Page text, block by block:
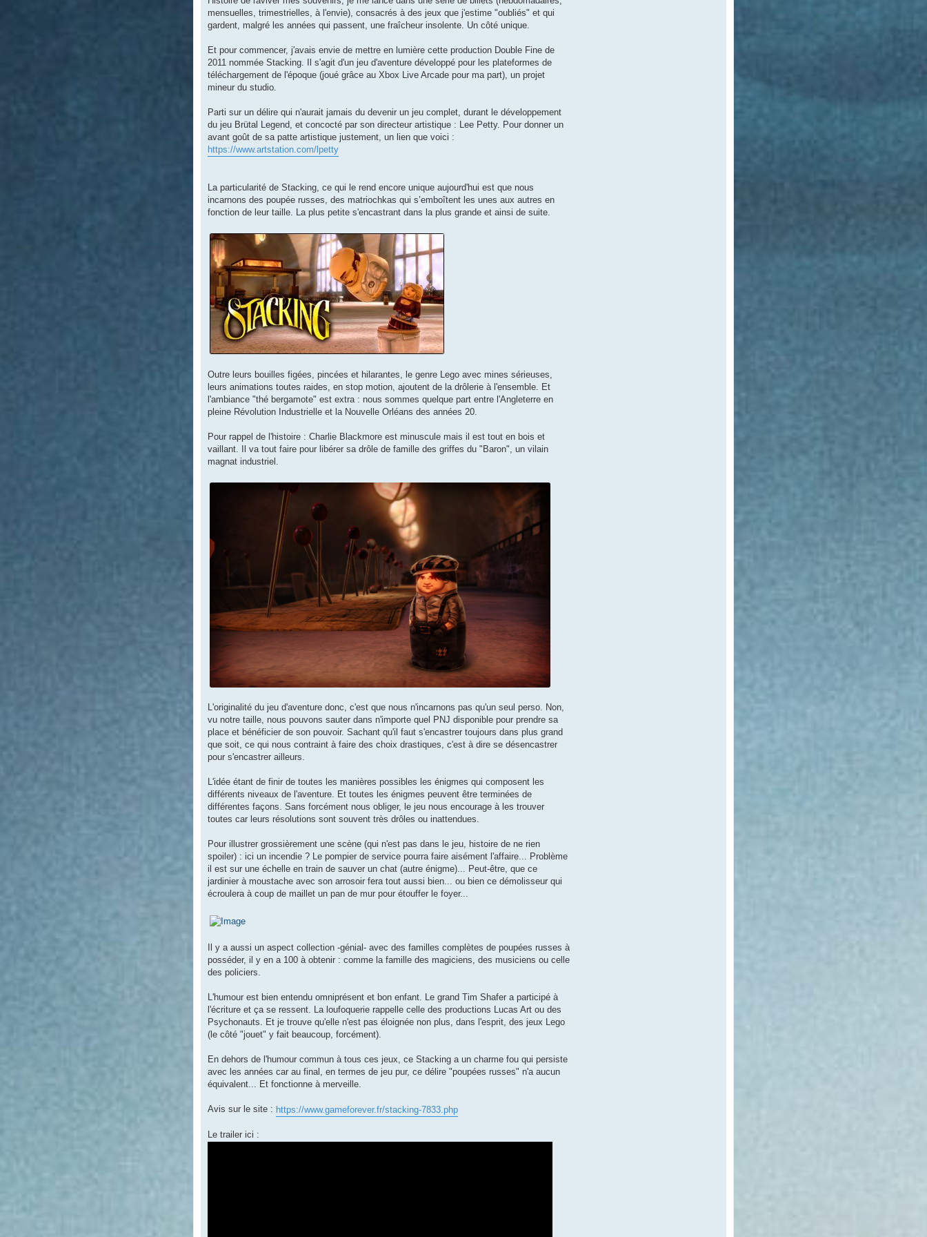
mensuelles, trimestrielles, à l'envie), consacrés à des jeux que j'estime "oubliés" et qui
gardent, malgré les années qui passent, une fraîcheur insolente. Un côté unique.
Et pour commencer, j'avais envie de mettre en lumière cette production Double Fine de
2011 nommée Stacking. Il s'agit d'un jeu d'aventure développé pour les plateformes de
téléchargement de l'époque (joué grâce au Xbox Live Arcade pour ma part), un projet
mineur du studio.
Parti sur un délire qui n'aurait jamais du devenir un jeu complet, durant le développement
du jeu Brütal Legend, et concocté par son directeur artistique : Lee Petty. Pour donner un
avant goût de sa patte artistique justement, un lien que voici :
https://www.artstation.com/lpetty
La particularité de Stacking, ce qui le rend encore unique aujourd'hui est que nous
incarnons des poupée russes, des matriochkas qui s’emboîtent les unes aux autres en
fonction de leur taille. La plus petite s'encastrant dans la plus grande et ainsi de suite.
Outre leurs bouilles figées, pincées et hilarantes, le genre Lego avec mines sérieuses,
leurs animations toutes raides, en stop motion, ajoutent de la drôlerie à l'ensemble. Et
l'ambiance "thé bergamote" est extra : nous sommes quelque part entre l'Angleterre en
pleine Révolution Industrielle et la Nouvelle Orléans des années 20.
Pour rappel de l'histoire : Charlie Blackmore est minuscule mais il est tout en bois et
vaillant. Il va tout faire pour libérer sa drôle de famille des griffes du "Baron", un vilain
magnat industriel.
L'originalité du jeu d'aventure donc, c'est que nous n'incarnons pas qu'un seul perso. Non,
vu notre taille, nous pouvons sauter dans n'importe quel PNJ disponible pour prendre sa
place et bénéficier de son pouvoir. Sachant qu'il faut s'encastrer toujours dans plus grand
que soit, ce qui nous contraint à faire des choix drastiques, c'est à dire se désencastrer
pour s'encastrer ailleurs.
L'idée étant de finir de toutes les manières possibles les énigmes qui composent les
différents niveaux de l'aventure. Et toutes les énigmes peuvent être terminées de
différentes façons. Sans forcément nous obliger, le jeu nous encourage à les trouver
toutes car leurs résolutions sont souvent très drôles ou inattendues.
Pour illustrer grossièrement une scène (qui n'est pas dans le jeu, histoire de ne rien
spoiler) : ici un incendie ? Le pompier de service pourra faire aisément l'affaire... Problème
il est sur une échelle en train de sauver un chat (autre énigme)... Peut-être, que ce
jardinier à moustache avec son arrosoir fera tout aussi bien... ou bien ce démolisseur qui
écroulera à coup de maillet un pan de mur pour étouffer le foyer...
Il y a aussi un aspect collection -génial- avec des familles complètes de poupées russes à
posséder, il y en a 100 à obtenir : comme la famille des magiciens, des musiciens ou celle
des policiers.
L'humour est bien entendu omniprésent et bon enfant. Le grand Tim Shafer a participé à
l'écriture et ça se ressent. La loufoquerie rappelle celle des productions Lucas Art ou des
Psychonauts. Et je trouve qu'elle n'est pas éloignée non plus, dans l'esprit, des jeux Lego
(le côté "jouet" y fait beaucoup, forcément).
En dehors de l'humour commun à tous ces jeux, ce Stacking a un charme fou qui persiste
avec les années car au final, en termes de jeu pur, ce délire "poupées russes" n'a aucun
équivalent... Et fonctionne à merveille.
Avis sur le site : https://www.gameforever.fr/stacking-7833.php
Le trailer ici :